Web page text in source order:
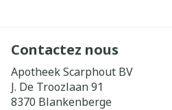
Contactez nous
Apotheek Scarphout BV
J. De Troozlaan 91
8370 Blankenberge